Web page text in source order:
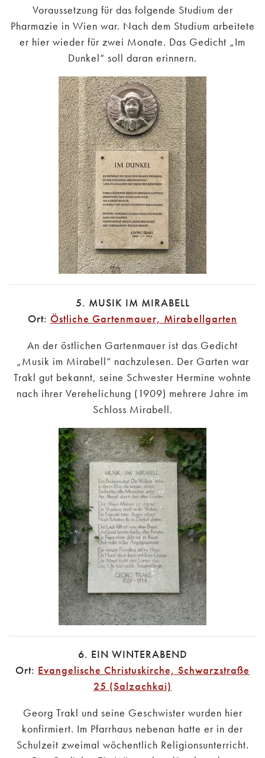
Voraussetzung für das folgende Studium der
Pharmazie in Wien war. Nach dem Studium arbeitete
er hier wieder für zwei Monate. Das Gedicht „Im
Dunkel“ soll daran erinnern.
5. MUSIK IM MIRABELL
Ort: Östliche Gartenmauer, Mirabellgarten
An der östlichen Gartenmauer ist das Gedicht
„Musik im Mirabell“ nachzulesen. Der Garten war
Trakl gut bekannt, seine Schwester Hermine wohnte
nach ihrer Verehelichung (1909) mehrere Jahre im
Schloss Mirabell.
6. EIN WINTERABEND
Ort: Evangelische Christuskirche, Schwarzstraße
25 (Salzachkai)
Georg Trakl und seine Geschwister wurden hier
konfirmiert. Im Pfarrhaus nebenan hatte er in der
Schulzeit zweimal wöchentlich Religionsunterricht.